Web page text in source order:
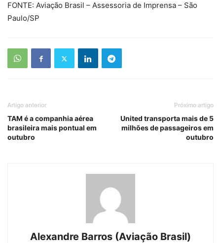
FONTE: Aviação Brasil – Assessoria de Imprensa – São
Paulo/SP
Artigo anterior
TAM é a companhia aérea
brasileira mais pontual em
outubro
Próximo artigo
United transporta mais de 5
milhões de passageiros em
outubro
Alexandre Barros (Aviação Brasil)